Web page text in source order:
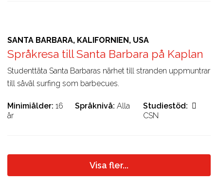
SANTA BARBARA, KALIFORNIEN, USA
Språkresa till Santa Barbara på Kaplan
Studenttäta Santa Barbaras närhet till stranden uppmuntrar
till såväl surfing som barbecues.
Minimiålder 16
år
Språknivå Alla
Studiestöd
CSN
Visa fler...